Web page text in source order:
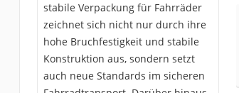
stabile Verpackung für Fahrräder
zeichnet sich nicht nur durch ihre
hohe Bruchfestigkeit und stabile
Konstruktion aus, sondern setzt
auch neue Standards im sicheren